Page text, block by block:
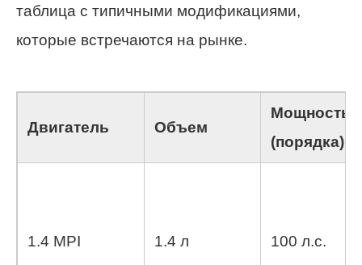
таблица с типичными модификациями,
которые встречаются на рынке.
Двигатель Объем
Мощность
(порядка)
1.4 MPI 1.4 л 100 л.с.